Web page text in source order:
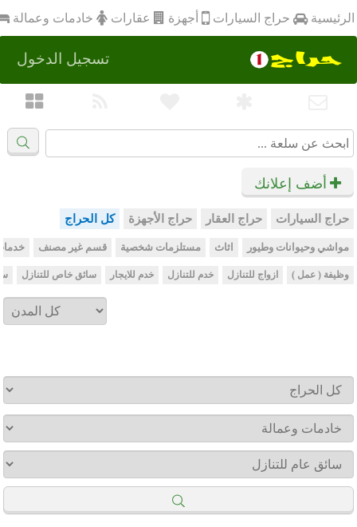
الرئيسية حراج السيارات أجهزة عقارات خادمات وعمالة
تسجيل الدخول
أضف إعلانك
حراج السيارات حراج العقار حراج الأجهزة كل الحراج
مواشي وحيوانات وطيور اثاث مستلزمات شخصية قسم غير مصنف
وظيفة ( عمل ) ازواج للتنازل خدم للتنازل خدم للايجار سائق خاص للتنازل